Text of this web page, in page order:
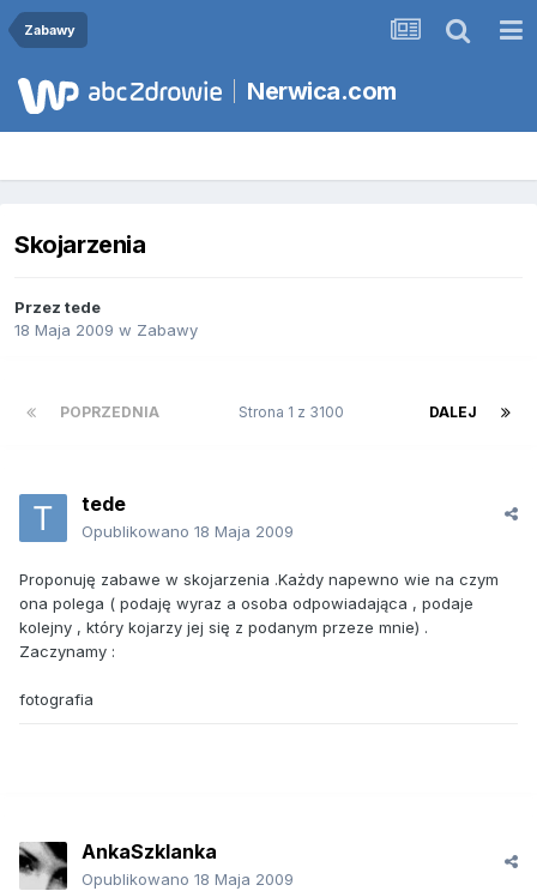
Zabawy
Nerwica.com
Skojarzenia
Przez tede
18 Maja 2009 w Zabawy
POPRZEDNIA DALEJ
Strona 1 z 3100
tede
Opublikowano 18 Maja 2009
Proponuję zabawe w skojarzenia .Każdy napewno wie na czym
ona polega ( podaję wyraz a osoba odpowiadająca , podaje
kolejny , który kojarzy jej się z podanym przeze mnie) .
Zaczynamy :
fotografia
AnkaSzklanka
Opublikowano 18 Maja 2009